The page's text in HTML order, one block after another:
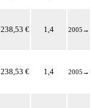
238,53 € 1,4 2005 →
238,53 € 1,4 2005 →